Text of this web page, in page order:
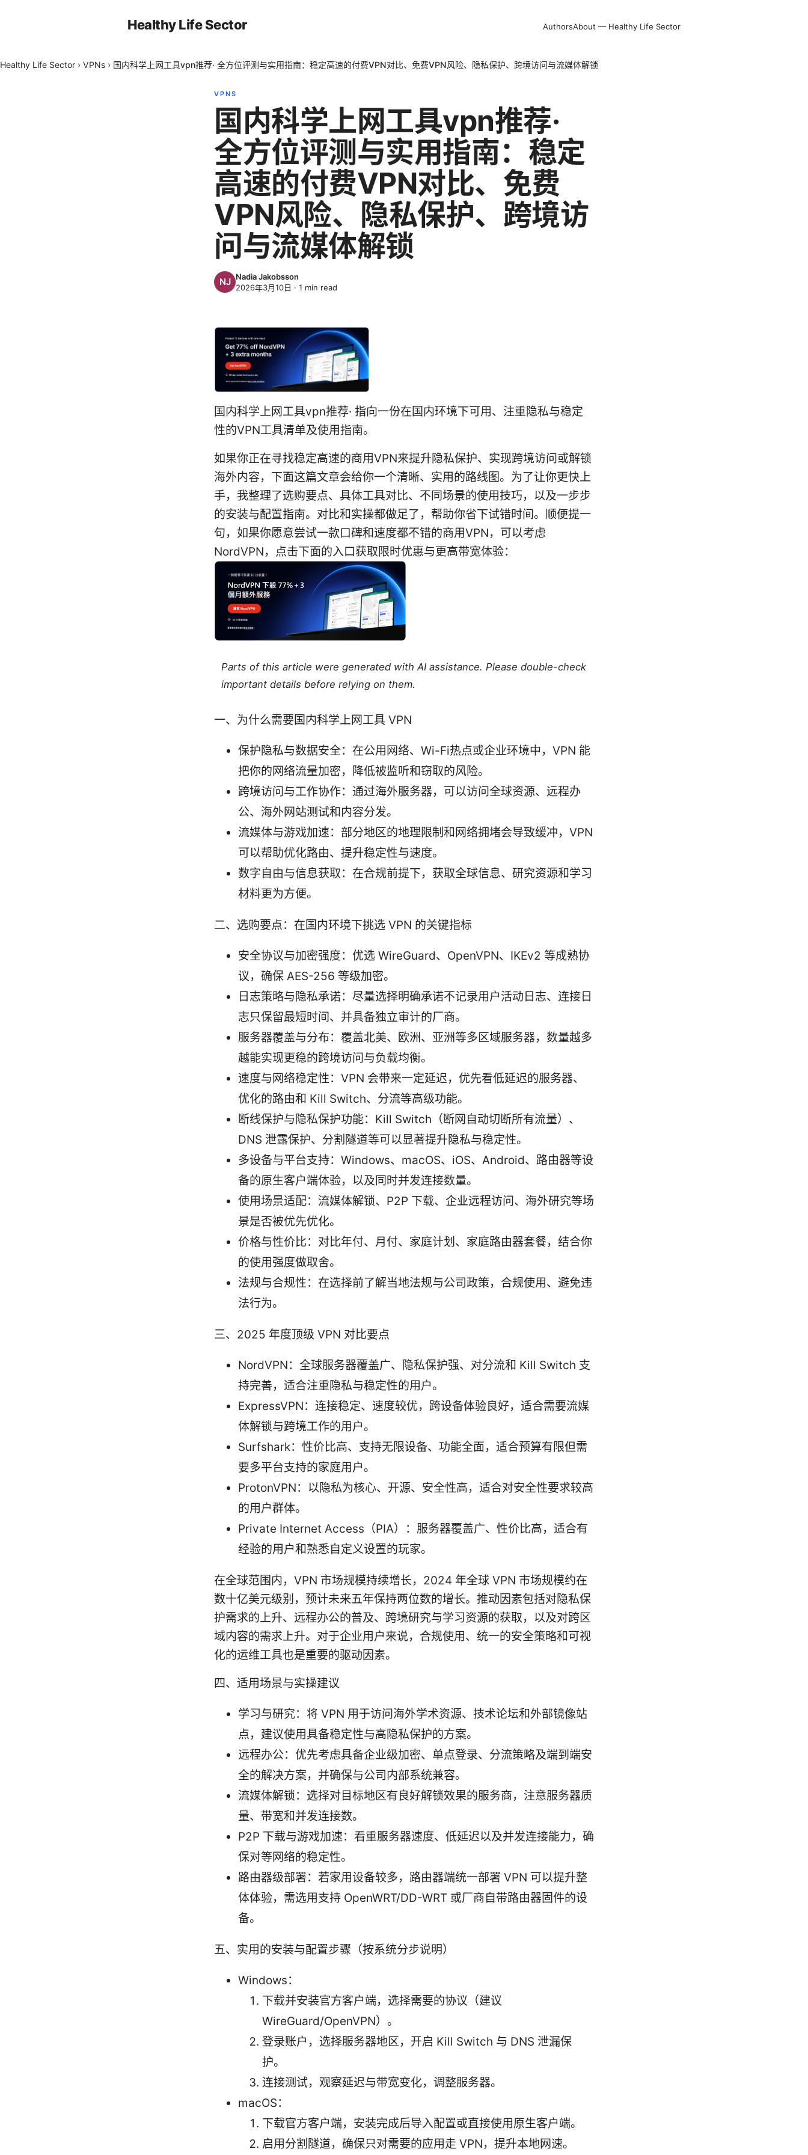
Healthy Life Sector AuthorsAbout — Healthy Life Sector
Healthy Life Sector › VPNs › 国内科学上网工具vpn推荐· 全方位评测与实用指南：稳定高速的付费VPN对比、免费VPN风险、隐私保护、跨境访问与流媒体解锁
VPNS
国内科学上网工具vpn推荐·
全方位评测与实用指南：稳定
高速的付费VPN对比、免费
VPN风险、隐私保护、跨境访
问与流媒体解锁
Nadia Jakobsson
2026年3月10日 · 1 min read
国内科学上网工具vpn推荐· 指向一份在国内环境下可用、注重隐私与稳定
性的VPN工具清单及使用指南。
如果你正在寻找稳定高速的商用VPN来提升隐私保护、实现跨境访问或解锁
海外内容，下面这篇文章会给你一个清晰、实用的路线图。为了让你更快上
手，我整理了选购要点、具体工具对比、不同场景的使用技巧，以及一步步
的安装与配置指南。对比和实操都做足了，帮助你省下试错时间。顺便提一
句，如果你愿意尝试一款口碑和速度都不错的商用VPN，可以考虑
NordVPN，点击下面的入口获取限时优惠与更高带宽体验：
Parts of this article were generated with AI assistance. Please double-check
important details before relying on them.
一、为什么需要国内科学上网工具 VPN
保护隐私与数据安全：在公用网络、Wi-Fi热点或企业环境中，VPN 能
把你的网络流量加密，降低被监听和窃取的风险。
跨境访问与工作协作：通过海外服务器，可以访问全球资源、远程办
公、海外网站测试和内容分发。
流媒体与游戏加速：部分地区的地理限制和网络拥堵会导致缓冲，VPN
可以帮助优化路由、提升稳定性与速度。
数字自由与信息获取：在合规前提下，获取全球信息、研究资源和学习
材料更为方便。
二、选购要点：在国内环境下挑选 VPN 的关键指标
安全协议与加密强度：优选 WireGuard、OpenVPN、IKEv2 等成熟协
议，确保 AES-256 等级加密。
日志策略与隐私承诺：尽量选择明确承诺不记录用户活动日志、连接日
志只保留最短时间、并具备独立审计的厂商。
服务器覆盖与分布：覆盖北美、欧洲、亚洲等多区域服务器，数量越多
越能实现更稳的跨境访问与负载均衡。
速度与网络稳定性：VPN 会带来一定延迟，优先看低延迟的服务器、
优化的路由和 Kill Switch、分流等高级功能。
断线保护与隐私保护功能：Kill Switch（断网自动切断所有流量）、
DNS 泄露保护、分割隧道等可以显著提升隐私与稳定性。
多设备与平台支持：Windows、macOS、iOS、Android、路由器等设
备的原生客户端体验，以及同时并发连接数量。
使用场景适配：流媒体解锁、P2P 下载、企业远程访问、海外研究等场
景是否被优先优化。
价格与性价比：对比年付、月付、家庭计划、家庭路由器套餐，结合你
的使用强度做取舍。
法规与合规性：在选择前了解当地法规与公司政策，合规使用、避免违
法行为。
三、2025 年度顶级 VPN 对比要点
NordVPN：全球服务器覆盖广、隐私保护强、对分流和 Kill Switch 支
持完善，适合注重隐私与稳定性的用户。
ExpressVPN：连接稳定、速度较优，跨设备体验良好，适合需要流媒
体解锁与跨境工作的用户。
Surfshark：性价比高、支持无限设备、功能全面，适合预算有限但需
要多平台支持的家庭用户。
ProtonVPN：以隐私为核心、开源、安全性高，适合对安全性要求较高
的用户群体。
Private Internet Access（PIA）：服务器覆盖广、性价比高，适合有
经验的用户和熟悉自定义设置的玩家。
在全球范围内，VPN 市场规模持续增长，2024 年全球 VPN 市场规模约在
数十亿美元级别，预计未来五年保持两位数的增长。推动因素包括对隐私保
护需求的上升、远程办公的普及、跨境研究与学习资源的获取，以及对跨区
域内容的需求上升。对于企业用户来说，合规使用、统一的安全策略和可视
化的运维工具也是重要的驱动因素。
四、适用场景与实操建议
学习与研究：将 VPN 用于访问海外学术资源、技术论坛和外部镜像站
点，建议使用具备稳定性与高隐私保护的方案。
远程办公：优先考虑具备企业级加密、单点登录、分流策略及端到端安
全的解决方案，并确保与公司内部系统兼容。
流媒体解锁：选择对目标地区有良好解锁效果的服务商，注意服务器质
量、带宽和并发连接数。
P2P 下载与游戏加速：看重服务器速度、低延迟以及并发连接能力，确
保对等网络的稳定性。
路由器级部署：若家用设备较多，路由器端统一部署 VPN 可以提升整
体体验，需选用支持 OpenWRT/DD-WRT 或厂商自带路由器固件的设
备。
五、实用的安装与配置步骤（按系统分步说明）
Windows：
下载并安装官方客户端，选择需要的协议（建议
WireGuard/OpenVPN）。
登录账户，选择服务器地区，开启 Kill Switch 与 DNS 泄漏保
护。
连接测试，观察延迟与带宽变化，调整服务器。
macOS：
下载官方客户端，安装完成后导入配置或直接使用原生客户端。
启用分割隧道，确保只对需要的应用走 VPN，提升本地网速。